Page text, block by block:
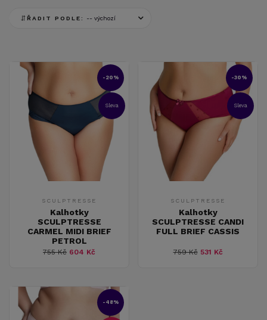
ŘADIT PODLE:
-20%
Sleva
SCULPTRESSE
Kalhotky
SCULPTRESSE
CARMEL MIDI BRIEF
PETROL
755 Kč 604 Kč
-30%
Sleva
SCULPTRESSE
Kalhotky
SCULPTRESSE CANDI
FULL BRIEF CASSIS
759 Kč531 Kč
-48%